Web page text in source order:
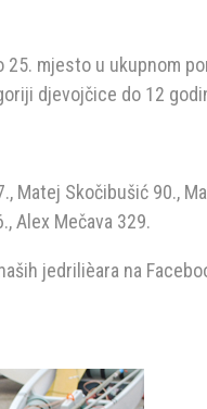
mjesto u ukupnom
djevojčice do 12
Matej Skočibušić 90.,
Alex Mečava 329.
jedrilièara na